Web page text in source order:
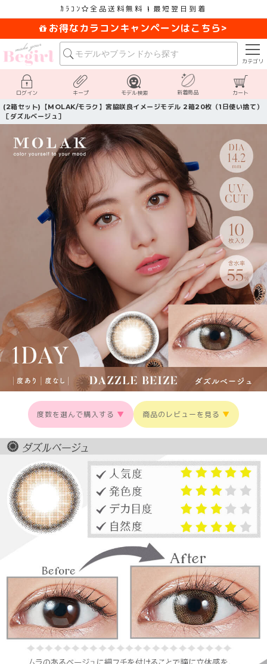
ｶﾗｺﾝ 全品送料無料 最短翌日到着
お得なカラコンキャンペーンはこちら>
カテゴリ
ログイン キープ モデル検索 新着商品 カート
(2箱セット)【MOLAK/モラク】宮脇咲良イメージモデル 2箱20枚（1日使い捨て）
［ダズルベージュ］
度数を選んで購入する ▼ 商品のレビューを見る ▼